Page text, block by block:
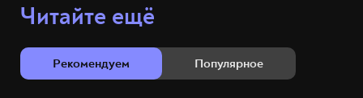
Читайте ещё
Рекомендуем Популярное